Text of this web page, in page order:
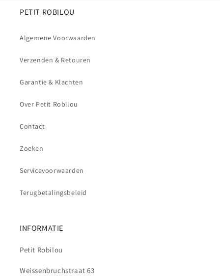
PETIT ROBILOU
Algemene Voorwaarden
Verzenden & Retouren
Garantie & Klachten
Over Petit Robilou
Contact
Zoeken
Servicevoorwaarden
Terugbetalingsbeleid
INFORMATIE
Petit Robilou
Weissenbruchstraat 63